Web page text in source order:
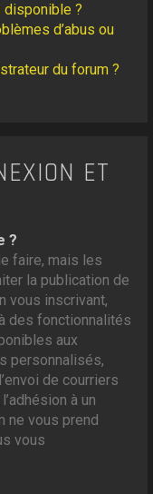
disponible ?
d’abus ou
du forum ?
ET
?
faire, mais les
la publication de
vous inscrivant,
des fonctionnalités
aux
personnalisés,
de courriers
à un
ne vous prend
vous